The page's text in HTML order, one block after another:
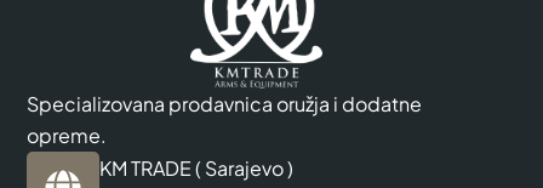
Specializovana prodavnica oružja i dodatne
opreme.
KM TRADE ( Sarajevo )